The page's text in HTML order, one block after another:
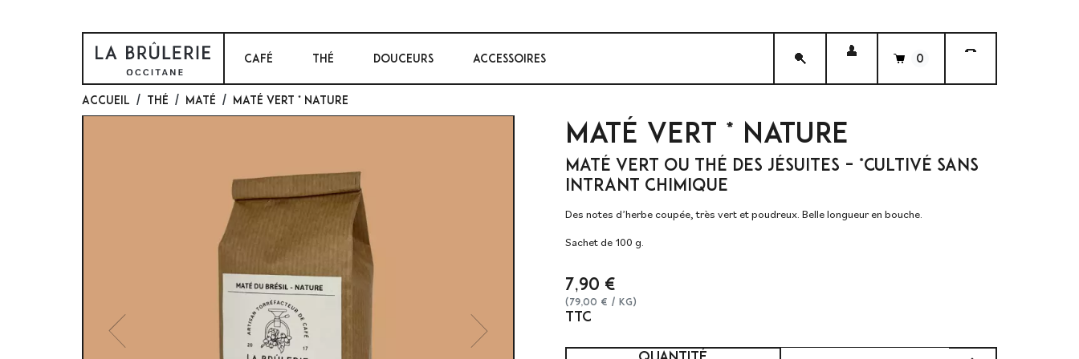
CAFÉ THÉ DOUCEURS ACCESSOIRES 0
Accueil Thé Maté Maté vert * nature
Previous Next
MATÉ VERT * NATURE
MATÉ VERT OU THÉ DES JÉSUITES – *CULTIVÉ SANS
INTRANT CHIMIQUE
Des notes d’herbe coupée, très vert et poudreux. Belle longueur en bouche.
Sachet de 100 g.
7,90 €
(79,00 € / Kg)
TTC